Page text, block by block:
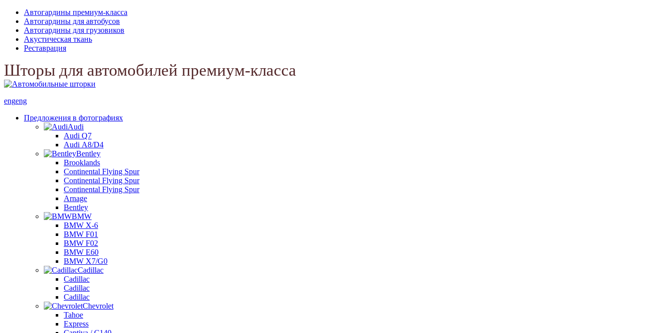
Автогардины премиум-класса
Автогардины для автобусов
Автогардины для грузовиков
Акустическая ткань
Реставрация
Шторы для автомобилей премиум-класса
engeng
Предложения в фотографиях
Audi
Audi Q7
Audi А8/D4
Bentley
Brooklands
Continental Flying Spur
Continental Flying Spur
Continental Flying Spur
Arnage
Bentley
BMW
BMW X-6
BMW F01
BMW F02
BMW E60
BMW X7/G0
Cadillac
Cadillac
Cadillac
Cadillac
Chevrolet
Tahoe
Express